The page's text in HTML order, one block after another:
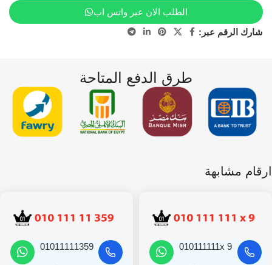
الطلب الان عبر واتس اب
شارك الرقم عبر:
طرق الدفع المتاحة
ارقام مشابهة
010111111x 9
01011111359